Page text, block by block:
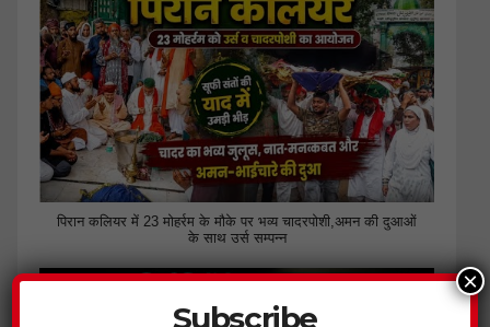
पिरान कलियर में 23 मोहर्रम के मौके पर भव्य चादरपोशी,अमन की दुआओं
के साथ उर्स सम्पन्न
Subscribe
×